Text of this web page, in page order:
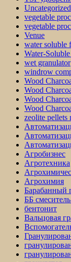
Uncategorized
vegetable
vegetable
Venue
water soluble
Water-
wet granulator
windrow
Wood
Wood
Wood
Wood
zeolite pellets
Агробизнес
Агротехника
Агрохимия
Барабанный
ББ
бентонит
Вальцовая